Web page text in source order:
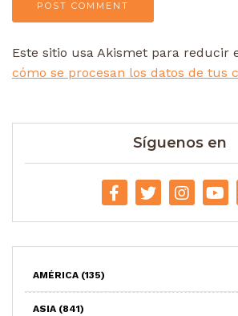
Este sitio usa Akismet para reducir
cómo se procesan los datos de tus
Síguenos en
AMÉRICA (135)
ASIA (841)